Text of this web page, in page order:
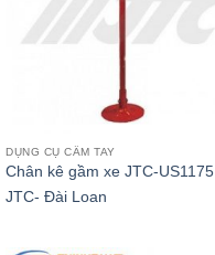
DỤNG CỤ CẦM TAY
Chân kê gầm xe JTC-US1175
JTC- Đài Loan